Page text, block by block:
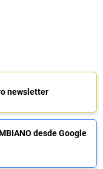
newsletter
desde Google